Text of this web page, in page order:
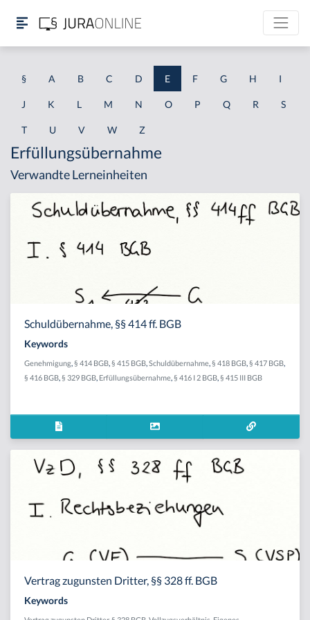
§ A B C D E F G H I
J K L M N O P Q R S
T U V W Z
Erfüllungsübernahme
Verwandte Lerneinheiten
Schuldübernahme, §§ 414 ff. BGB
Keywords
Genehmigung § 414 BGB § 415 BGB Schuldübernahme § 418 BGB § 417 BGB
§ 416 BGB § 329 BGB Erfüllungsübernahme § 416 I 2 BGB § 415 III BGB
Vertrag zugunsten Dritter, §§ 328 ff. BGB
Keywords